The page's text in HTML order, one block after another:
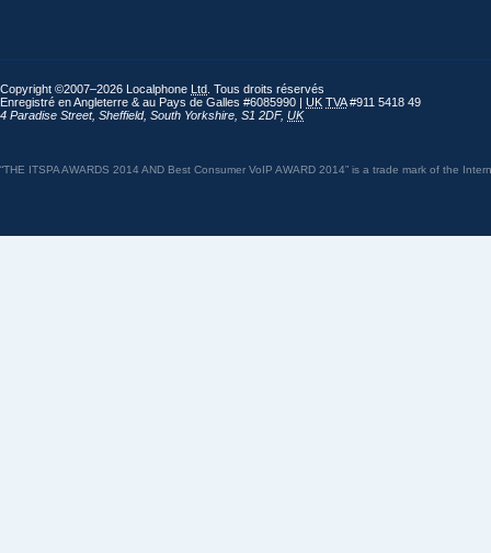
Copyright ©2007–2026 Localphone Ltd . Tous droits réservés
Enregistré en Angleterre & au Pays de Galles #6085990 | UK TVA#911 5418 49
4 Paradise Street, Sheffield, South Yorkshire S1 2DF, UK
“THE ITSPA AWARDS 2014 AND Best Consumer VoIP AWARD 2014” is a trade mark of the